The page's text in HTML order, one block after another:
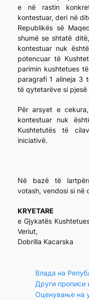
e në rastin
kontestuar, deri në
Republikës së
shumë se shtatë
kontestuar nuk
potencuar të
parimin kushtetues
paragrafi 1 alineja 3
të qytetarëve si pjesë
Për arsyet e
kontestuar nuk
Kushtetutës të
iniciativë.
Në bazë të
votash, vendosi si në
KRYETARE
e Gjykatës
Veriut,
Dobrilla Kacarska
Влада на
Други прописи
Оценување на